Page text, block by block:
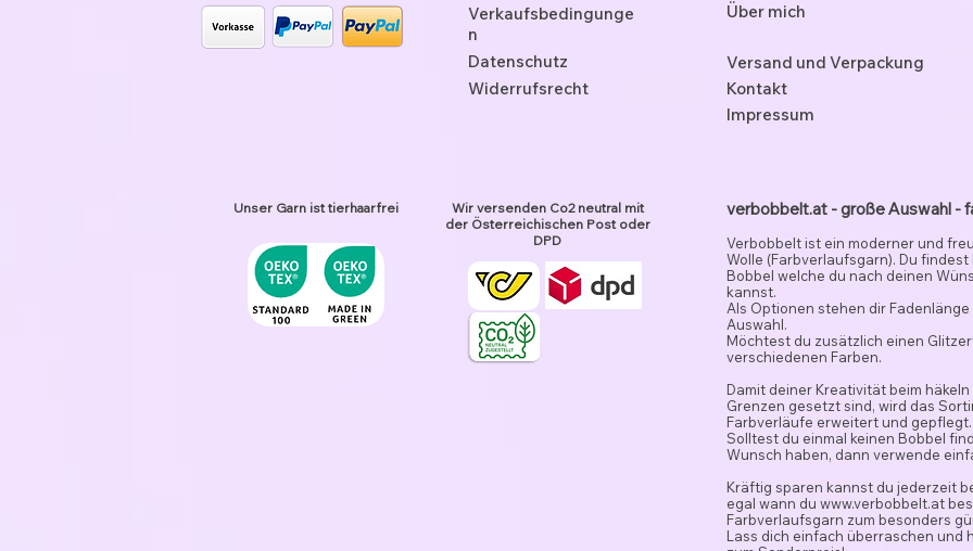
Verkaufsbedingunge
n
Datenschutz
Widerrufsrecht
Unser Garn ist tierhaarfrei
Wir versenden Co2 neutral mit
der Österreichischen Post oder
DPD
Über mich
Versand und Verpackung
Kontakt
Impressum
verbobbelt.at - große Auswahl -
Verbobbelt ist ein moderner und
Wolle (Farbverlaufsgarn). Du
Bobbel welche du nach deinen
kannst.
Als Optionen stehen dir
Auswahl.
Möchtest du zusätzlich einen
verschiedenen Farben.
Damit deiner Kreativität beim
Grenzen gesetzt sind, wird das
Farbverläufe erweitert und gepflegt.
Solltest du einmal keinen Bobbel
Wunsch haben, dann verwende
Kräftig sparen kannst du jederzeit
egal wann du www.verbobbelt.at
Farbverlaufsgarn zum besonders
Lass dich einfach überraschen und